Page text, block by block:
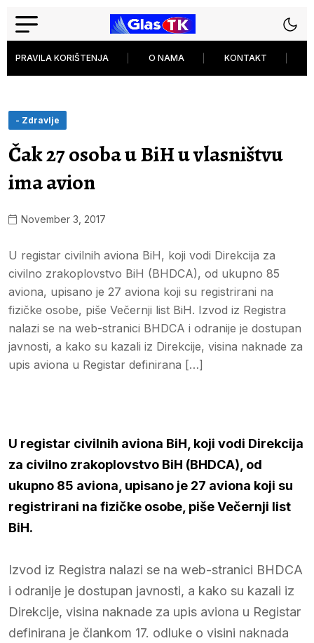
PRAVILA KORIŠTENJA O NAMA KONTAKT
- Zdravlje
Čak 27 osoba u BiH u vlasništvu
ima avion
November 3, 2017
U registar civilnih aviona BiH, koji vodi Direkcija za
civilno zrakoplovstvo BiH (BHDCA), od ukupno 85
aviona, upisano je 27 aviona koji su registrirani na
fizičke osobe, piše Večernji list BiH. Izvod iz Registra
nalazi se na web-stranici BHDCA i odranije je dostupan
javnosti, a kako su kazali iz Direkcije, visina naknade za
upis aviona u Registar definirana […]
U registar civilnih aviona BiH, koji vodi Direkcija
za civilno zrakoplovstvo BiH (BHDCA), od
ukupno 85 aviona, upisano je 27 aviona koji su
registrirani na fizičke osobe, piše Večernji list
BiH.
Izvod iz Registra nalazi se na web-stranici BHDCA
i odranije je dostupan javnosti, a kako su kazali iz
Direkcije, visina naknade za upis aviona u Registar
definirana je člankom 17. odluke o visini naknada